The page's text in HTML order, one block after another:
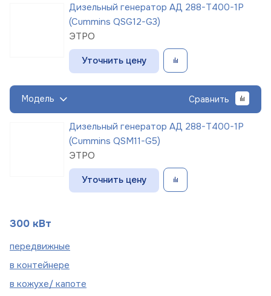
Дизельный генератор АД 288-Т400-1Р
(Cummins QSG12-G3)
ЭТРО
Уточнить цену
Модель Сравнить
Дизельный генератор АД 288-Т400-1Р
(Cummins QSM11-G5)
ЭТРО
Уточнить цену
300 кВт
передвижные
в контейнере
в кожухе/ капоте